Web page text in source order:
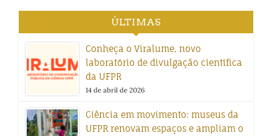
ÚLTIMAS
Conheça o Viralume, novo
laboratório de divulgação científica
da UFPR
14 de abril de 2026
Ciência em movimento: museus da
UFPR renovam espaços e ampliam o